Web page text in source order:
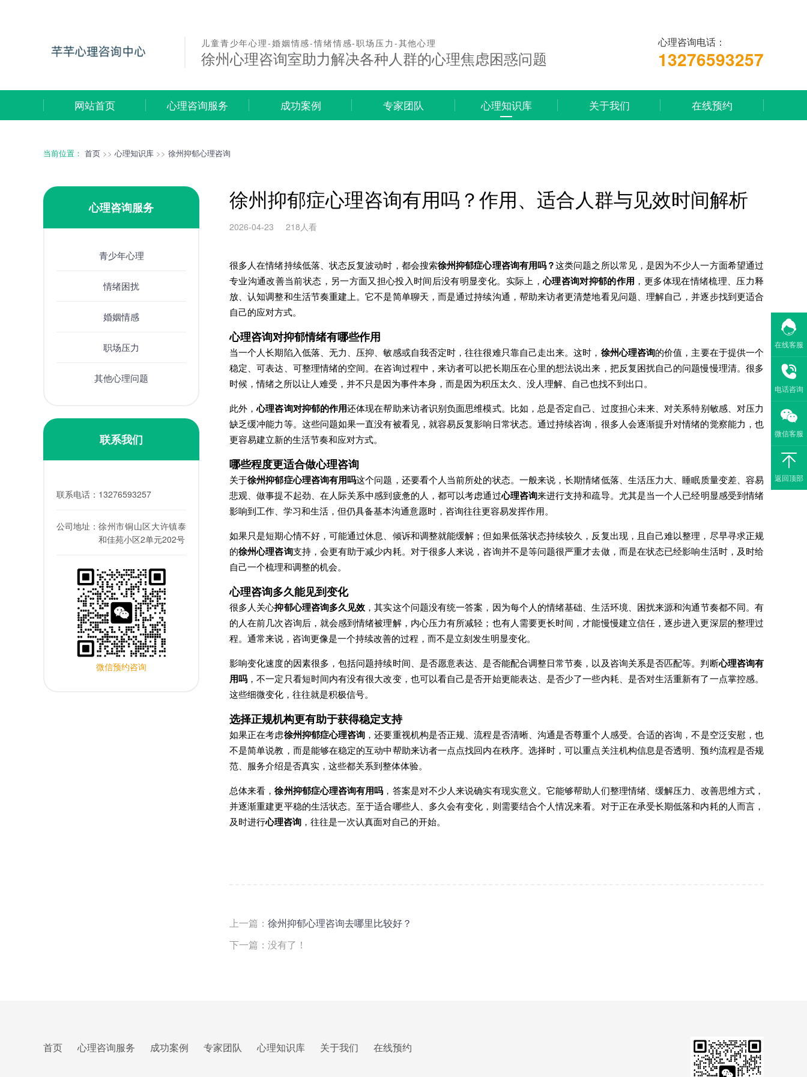
儿童青少年心理-婚姻情感-情绪情感-职场压力-其他心理
徐州心理咨询室助力解决各种人群的心理焦虑困惑问题
心理咨询电话：
13276593257
网站首页 心理咨询服务 成功案例 专家团队 心理知识库 关于我们 在线预约
当前位置： 首页 >> 心理知识库 >> 徐州抑郁心理咨询
心理咨询服务
青少年心理
情绪困扰
婚姻情感
职场压力
其他心理问题
联系我们
联系电话： 13276593257
公司地址： 徐州市铜山区大许镇泰
和佳苑小区2单元202号
微信预约咨询
徐州抑郁症心理咨询有用吗？作用、适合人群与见效时间解析
2026-04-23 218人看
很多人在情绪持续低落、状态反复波动时，都会搜索徐州抑郁症心理咨询有用吗？这类问题之所以常见，是因为不少人一方面希望通过
专业沟通改善当前状态，另一方面又担心投入时间后没有明显变化。实际上，心理咨询对抑郁的作用 ，更多体现在情绪梳理、压力释
放、认知调整和生活节奏重建上。它不是简单聊天，而是通过持续沟通，帮助来访者更清楚地看见问题、理解自己，并逐步找到更适合
自己的应对方式。
心理咨询对抑郁情绪有哪些作用
当一个人长期陷入低落、无力、压抑、敏感或自我否定时，往往很难只靠自己走出来。这时， 徐州心理咨询的价值，主要在于提供一个
稳定、可表达、可整理情绪的空间。在咨询过程中，来访者可以把长期压在心里的想法说出来，把反复困扰自己的问题慢慢理清。很多
时候，情绪之所以让人难受，并不只是因为事件本身，而是因为积压太久、没人理解、自己也找不到出口。
此外，心理咨询对抑郁的作用还体现在帮助来访者识别负面思维模式。比如，总是否定自己、过度担心未来、对关系特别敏感、对压力
缺乏缓冲能力等。这些问题如果一直没有被看见，就容易反复影响日常状态。通过持续咨询，很多人会逐渐提升对情绪的觉察能力，也
更容易建立新的生活节奏和应对方式。
哪些程度更适合做心理咨询
关于徐州抑郁症心理咨询有用吗这个问题，还要看个人当前所处的状态。一般来说，长期情绪低落、生活压力大、睡眠质量变差、容易
悲观、做事提不起劲、在人际关系中感到疲惫的人，都可以考虑通过心理咨询来进行支持和疏导。尤其是当一个人已经明显感受到情绪
影响到工作、学习和生活，但仍具备基本沟通意愿时，咨询往往更容易发挥作用。
如果只是短期心情不好，可能通过休息、倾诉和调整就能缓解；但如果低落状态持续较久，反复出现，且自己难以整理，尽早寻求正规
的徐州心理咨询支持，会更有助于减少内耗。对于很多人来说，咨询并不是等问题很严重才去做，而是在状态已经影响生活时，及时给
自己一个梳理和调整的机会。
心理咨询多久能见到变化
很多人关心抑郁心理咨询多久见效 ，其实这个问题没有统一答案，因为每个人的情绪基础、生活环境、困扰来源和沟通节奏都不同。有
的人在前几次咨询后，就会感到情绪被理解，内心压力有所减轻；也有人需要更长时间，才能慢慢建立信任，逐步进入更深层的整理过
程。通常来说，咨询更像是一个持续改善的过程，而不是立刻发生明显变化。
影响变化速度的因素很多，包括问题持续时间、是否愿意表达、是否能配合调整日常节奏，以及咨询关系是否匹配等。判断心理咨询有
用吗 ，不一定只看短时间内有没有很大改变，也可以看自己是否开始更能表达、是否少了一些内耗、是否对生活重新有了一点掌控感。
这些细微变化，往往就是积极信号。
选择正规机构更有助于获得稳定支持
如果正在考虑徐州抑郁症心理咨询 ，还要重视机构是否正规、流程是否清晰、沟通是否尊重个人感受。合适的咨询，不是空泛安慰，也
不是简单说教，而是能够在稳定的互动中帮助来访者一点点找回内在秩序。选择时，可以重点关注机构信息是否透明、预约流程是否规
范、服务介绍是否真实，这些都关系到整体体验。
总体来看，徐州抑郁症心理咨询有用吗 ，答案是对不少人来说确实有现实意义。它能够帮助人们整理情绪、缓解压力、改善思维方式，
并逐渐重建更平稳的生活状态。至于适合哪些人、多久会有变化，则需要结合个人情况来看。对于正在承受长期低落和内耗的人而言，
及时进行心理咨询 ，往往是一次认真面对自己的开始。
上一篇： 徐州抑郁心理咨询去哪里比较好？
下一篇：没有了！
首页 心理咨询服务 成功案例 专家团队 心理知识库 关于我们 在线预约
在线客服
电话咨询
微信客服
返回顶部